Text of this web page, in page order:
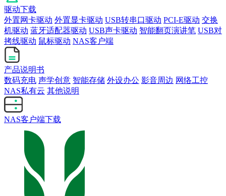
驱动下载
外置网卡驱动 外置显卡驱动 USB转串口驱动 PCI-E驱动 交换
机驱动 蓝牙适配器驱动 USB声卡驱动 智能翻页演讲笔 USB对
拷线驱动 鼠标驱动 NAS客户端
产品说明书
数码充电 声学创意 智能存储 外设办公 影音周边 网络工控
NAS私有云 其他说明
NAS客户端下载